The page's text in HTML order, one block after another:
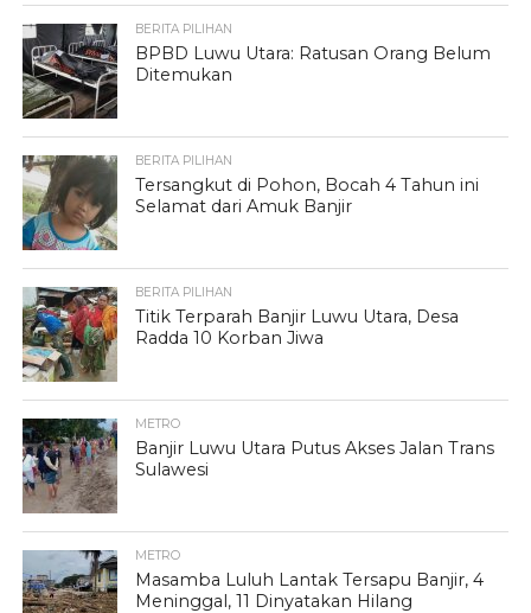
BERITA PILIHAN
BPBD Luwu Utara: Ratusan Orang Belum
Ditemukan
BERITA PILIHAN
Tersangkut di Pohon, Bocah 4 Tahun ini
Selamat dari Amuk Banjir
BERITA PILIHAN
Titik Terparah Banjir Luwu Utara, Desa
Radda 10 Korban Jiwa
METRO
Banjir Luwu Utara Putus Akses Jalan Trans
Sulawesi
METRO
Masamba Luluh Lantak Tersapu Banjir, 4
Meninggal, 11 Dinyatakan Hilang